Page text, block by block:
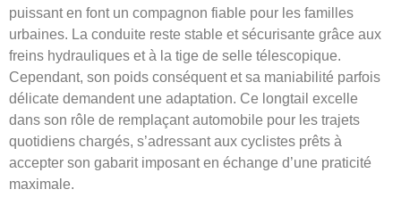
puissant en font un compagnon fiable pour les familles
urbaines. La conduite reste stable et sécurisante grâce aux
freins hydrauliques et à la tige de selle télescopique.
Cependant, son poids conséquent et sa maniabilité parfois
délicate demandent une adaptation. Ce longtail excelle
dans son rôle de remplaçant automobile pour les trajets
quotidiens chargés, s’adressant aux cyclistes prêts à
accepter son gabarit imposant en échange d’une praticité
maximale.